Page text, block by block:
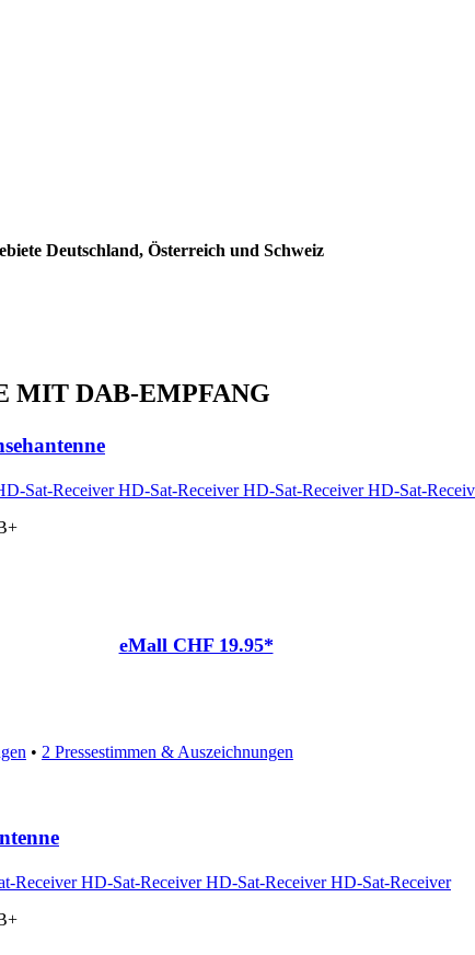
Deutschland, Österreich und Schweiz
MIT DAB-EMPFANG
eMall CHF 19.95*
• 2 Pressestimmen & Auszeichnungen